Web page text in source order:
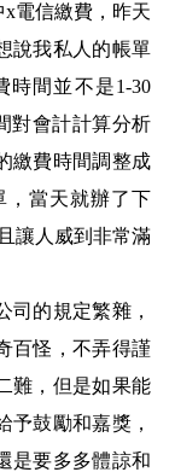
電信繳費，昨天
說我私人的帳單
時間並不是1-30
對會計計算分析
繳費時間調整成
，當天就辦了下
讓人威到非常滿
司的規定繁雜，
百怪，不弄得謹
難，但是如果能
予鼓勵和嘉獎，
是要多多體諒和